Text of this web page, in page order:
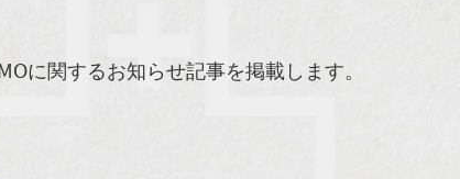
に関するお知らせ記事を掲載します。